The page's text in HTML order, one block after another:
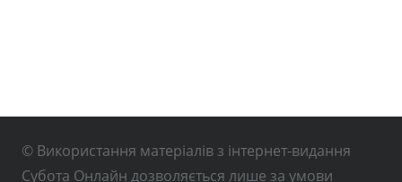
© Використання матеріалів з інтернет-видання
Субота Онлайн дозволяється лише за умови